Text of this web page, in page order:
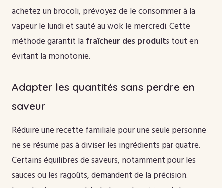
achetez un brocoli, prévoyez de le consommer à la
vapeur le lundi et sauté au wok le mercredi. Cette
méthode garantit la fraîcheur des produits tout en
évitant la monotonie.
Adapter les quantités sans perdre en
saveur
Réduire une recette familiale pour une seule personne
ne se résume pas à diviser les ingrédients par quatre.
Certains équilibres de saveurs, notamment pour les
sauces ou les ragoûts, demandent de la précision.